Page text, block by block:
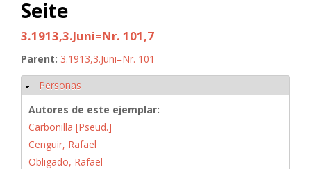
Seite
3.1913,3.Juni=Nr. 101,7
Parent: 3.1913,3.Juni=Nr. 101
Ocultar
Personas
Autores de este ejemplar:
Carbonilla [Pseud.]
Cenguir, Rafael
Obligado, Rafael